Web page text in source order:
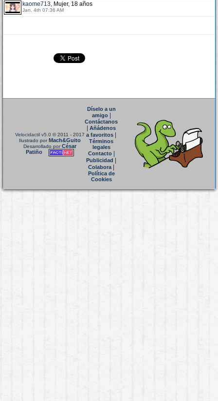
kaome713, Mujer, 18 años
Jan. 4th 07:36 AM
Velocidactil v5.0 © 2011 - 2017
Ilustrado porMach&Guito
Desarrollado porCésar
Patiño
Díselo a un
amigo|
Contáctanos
Añádenos
a favoritos
Términos
legales
Contacto|
Publicidad
Colabora|
Política de
Cookies